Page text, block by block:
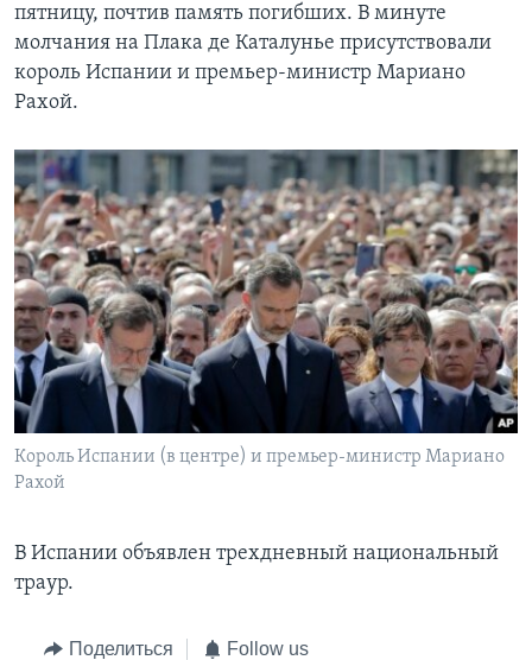
пятницу, почтив память погибших. В минуте
молчания на Плака де Каталунье присутствовали
король Испании и премьер-министр Мариано
Рахой.
Король Испании (в центре) и премьер-министр Мариано
Рахой
В Испании объявлен трехдневный национальный
траур.
Поделиться Follow us